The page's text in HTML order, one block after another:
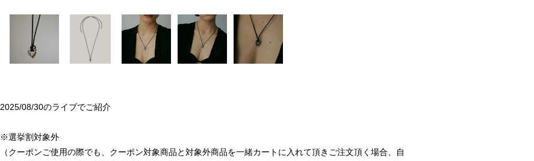
2025/08/30のライブでご紹介
※選挙割対象外
（クーポンご使用の際でも、クーポン対象商品と対象外商品を一緒カートに入れて頂きご注文頂く場合、自